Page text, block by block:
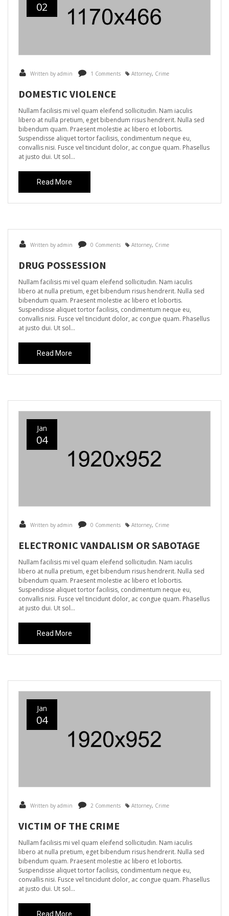
02
Written by admin 1 Comments Attorney, Crime
DOMESTIC VIOLENCE
Nullam facilisis mi vel quam eleifend sollicitudin. Nam iaculis
libero at nulla pretium, eget bibendum risus hendrerit. Nulla sed
bibendum quam. Praesent molestie ac libero et lobortis.
Suspendisse aliquet tortor facilisis, condimentum neque eu,
convallis nisi. Fusce vel tincidunt dolor, ac congue quam. Phasellus
at justo dui. Ut sol...
Read More
Written by admin 0 Comments Attorney, Crime
DRUG POSSESSION
Nullam facilisis mi vel quam eleifend sollicitudin. Nam iaculis
libero at nulla pretium, eget bibendum risus hendrerit. Nulla sed
bibendum quam. Praesent molestie ac libero et lobortis.
Suspendisse aliquet tortor facilisis, condimentum neque eu,
convallis nisi. Fusce vel tincidunt dolor, ac congue quam. Phasellus
at justo dui. Ut sol...
Read More
Jan
04
Written by admin 0 Comments Attorney, Crime
ELECTRONIC VANDALISM OR SABOTAGE
Nullam facilisis mi vel quam eleifend sollicitudin. Nam iaculis
libero at nulla pretium, eget bibendum risus hendrerit. Nulla sed
bibendum quam. Praesent molestie ac libero et lobortis.
Suspendisse aliquet tortor facilisis, condimentum neque eu,
convallis nisi. Fusce vel tincidunt dolor, ac congue quam. Phasellus
at justo dui. Ut sol...
Read More
Jan
04
Written by admin 2 Comments Attorney, Crime
VICTIM OF THE CRIME
Nullam facilisis mi vel quam eleifend sollicitudin. Nam iaculis
libero at nulla pretium, eget bibendum risus hendrerit. Nulla sed
bibendum quam. Praesent molestie ac libero et lobortis.
Suspendisse aliquet tortor facilisis, condimentum neque eu,
convallis nisi. Fusce vel tincidunt dolor, ac congue quam. Phasellus
at justo dui. Ut sol...
Read More